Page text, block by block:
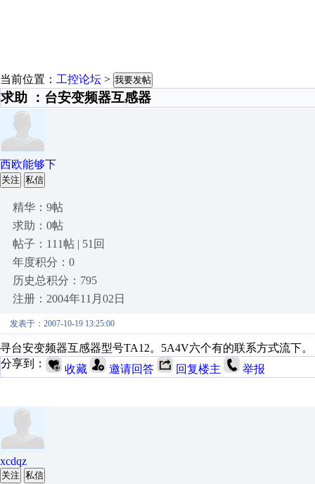
当前位置： 工控论坛 > 我要发帖
求助 ：台安变频器互感器
西欧能够下
关注 私信
精华：9帖
求助：0帖
帖子：111帖 | 51回
年度积分：0
历史总积分：795
注册：2004年11月02日
发表于：2007-10-19 13:25:00
寻台安变频器互感器型号TA12。5A4V六个有的联系方式流下。
分享到：
收藏 邀请回答 回复楼主 举报
xcdqz
关注 私信